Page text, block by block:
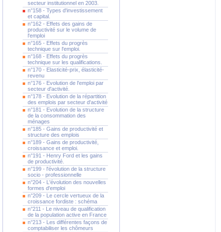
secteur institutionnel en 2003.
n°158 - Types d'investissement
et capital.
n°162 - Effets des gains de
productivité sur le volume de
l'emploi
n°165 - Effets du progrès
technique sur l'emploi.
n°168 - Effets du progrès
technique sur les qualifications.
n°170 - Elasticité-prix, élasticité-
revenu
n°176 - Evolution de l'emploi par
secteur d'activité.
n°178 - Evolution de la répartition
des emplois par secteur d'activité
n°181 - Evolution de la structure
de la consommation des
ménages
n°185 - Gains de productivité et
structure des emplois
n°189 - Gains de productivité,
croissance et emploi.
n°191 - Henry Ford et les gains
de productivité.
n°199 - l'évolution de la structure
socio - professionnelle
n°204 - L'évolution des nouvelles
formes d'emploi
n°209 - Le cercle vertueux de la
croissance fordiste : schéma
n°211 - Le niveau de qualification
de la population active en France
n°213 - Les différentes façons de
comptabiliser les chômeurs